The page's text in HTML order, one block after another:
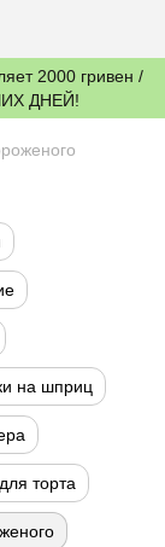
2000 гривен /
ДНЕЙ!
на шприц
торта